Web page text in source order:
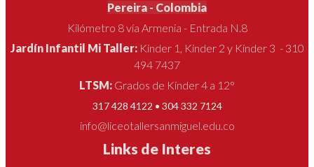
Pereira - Colombia
Kilómetro 8 vía Armenia - Entrada N.8
Jardín Infantil Mi Taller: Kínder 1, Kínder 2 y Kínder 3 - 310
494 7437
LTSM: Grados de Kínder 4 a 12°
317 428 4122 • 304 332 7124
info@liceotallersanmiguel.edu.co
Links de Interes